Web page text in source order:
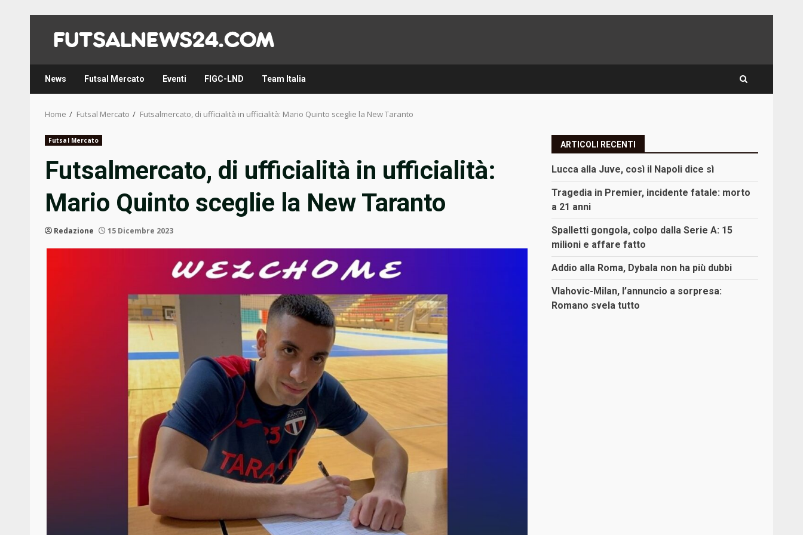
content
News Futsal Mercato Eventi FIGC-LND Team Italia
Home Futsal Mercato Futsalmercato, di ufficialità in ufficialità: Mario Quinto sceglie la New Taranto
Futsal Mercato
Futsalmercato, di ufficialità in ufficialità:
Mario Quinto sceglie la New Taranto
Redazione 15 Dicembre 2023
ARTICOLI RECENTI
Lucca alla Juve, così il Napoli dice sì
Tragedia in Premier, incidente fatale: morto
a 21 anni
Spalletti gongola, colpo dalla Serie A: 15
milioni e affare fatto
Addio alla Roma, Dybala non ha più dubbi
Vlahovic-Milan, l’annuncio a sorpresa:
Romano svela tutto